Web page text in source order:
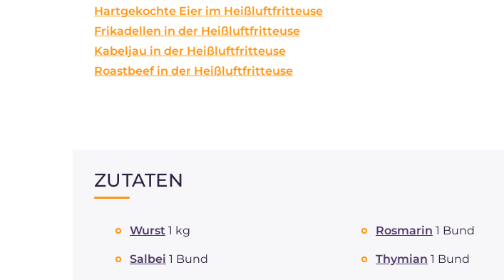
Hartgekochte Eier im Heißluftfritteuse
Frikadellen in der Heißluftfritteuse
Kabeljau in der Heißluftfritteuse
Roastbeef in der Heißluftfritteuse
ZUTATEN
Wurst 1 kg Rosmarin 1 Bund
Salbei 1 Bund Thymian 1 Bund